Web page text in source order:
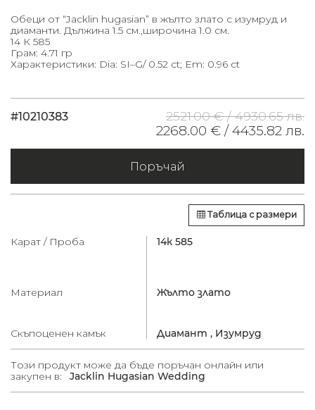
Обеци от “Jacklin hugasian” в жълто злато с изумруд и
диаманти. Дължина 1.5 см.,широчина 1.0 см.
14 К 585
Грам: 4.71 гр
Характеристики: Dia: SI–G/ 0.52 ct; Em: 0.96 ct
#10210383 2521.00 € /4930.65 лв.
2268.00 € /4435.82 лв.
Поръчай
Таблица с размери
Карат / Проба 14к 585
Материал Жълто злато
Скъпоценен камък Диамант , Изумруд
Този продукт може да бъде поръчан онлайн или
закупен в:
Jacklin Hugasian Wedding